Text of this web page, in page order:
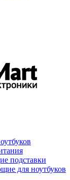
подставки
для ноутбуков